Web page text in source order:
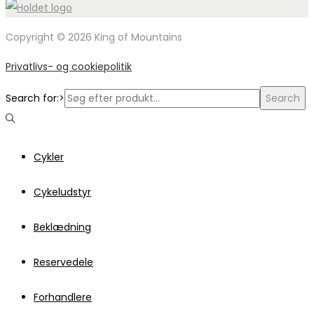
Copyright © 2026 King of Mountains
Privatlivs- og cookiepolitik
Search for:> Search
Cykler
Cykeludstyr
Beklædning
Reservedele
Forhandlere